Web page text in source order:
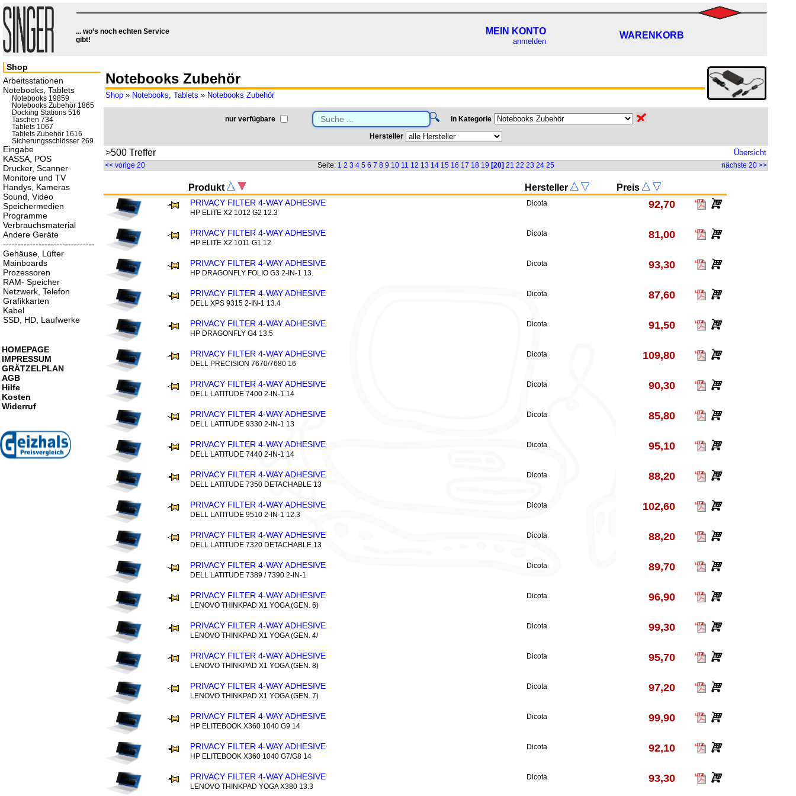
... wo’s noch echten Service
gibt!
MEIN KONTO
anmelden
WARENKORB
Notebooks Zubehör
Shop » Notebooks, Tablets » Notebooks Zubehör
nur verfügbare 🔍 in Kategorie
Hersteller
>500 Treffer Übersicht
<< vorige 20 Seite: 1 2 3 4 5 6 7 8 9 10 11 12 13 14 15 16 17 18 19 [20] 21 22 23 24 25 nächste 20 >>
Produkt Hersteller Preis
PRIVACY FILTER 4-WAY ADHESIVE
HP ELITE X2 1012 G2 12.3
Dicota 92,70
PRIVACY FILTER 4-WAY ADHESIVE
HP ELITE X2 1011 G1 12
Dicota 81,00
PRIVACY FILTER 4-WAY ADHESIVE
HP DRAGONFLY FOLIO G3 2-IN-1 13.
Dicota 93,30
PRIVACY FILTER 4-WAY ADHESIVE
DELL XPS 9315 2-IN-1 13.4
Dicota 87,60
PRIVACY FILTER 4-WAY ADHESIVE
HP DRAGONFLY G4 13.5
Dicota 91,50
PRIVACY FILTER 4-WAY ADHESIVE
DELL PRECISION 7670/7680 16
Dicota 109,80
PRIVACY FILTER 4-WAY ADHESIVE
DELL LATITUDE 7400 2-IN-1 14
Dicota 90,30
PRIVACY FILTER 4-WAY ADHESIVE
DELL LATITUDE 9330 2-IN-1 13
Dicota 85,80
PRIVACY FILTER 4-WAY ADHESIVE
DELL LATITUDE 7440 2-IN-1 14
Dicota 95,10
PRIVACY FILTER 4-WAY ADHESIVE
DELL LATITUDE 7350 DETACHABLE 13
Dicota 88,20
PRIVACY FILTER 4-WAY ADHESIVE
DELL LATITUDE 9510 2-IN-1 12.3
Dicota 102,60
PRIVACY FILTER 4-WAY ADHESIVE
DELL LATITUDE 7320 DETACHABLE 13
Dicota 88,20
PRIVACY FILTER 4-WAY ADHESIVE
DELL LATITUDE 7389 / 7390 2-IN-1
Dicota 89,70
PRIVACY FILTER 4-WAY ADHESIVE
LENOVO THINKPAD X1 YOGA (GEN. 6)
Dicota 96,90
PRIVACY FILTER 4-WAY ADHESIVE
LENOVO THINKPAD X1 YOGA (GEN. 4/
Dicota 99,30
PRIVACY FILTER 4-WAY ADHESIVE
LENOVO THINKPAD X1 YOGA (GEN. 8)
Dicota 95,70
PRIVACY FILTER 4-WAY ADHESIVE
LENOVO THINKPAD X1 YOGA (GEN. 7)
Dicota 97,20
PRIVACY FILTER 4-WAY ADHESIVE
HP ELITEBOOK X360 1040 G9 14
Dicota 99,90
PRIVACY FILTER 4-WAY ADHESIVE
HP ELITEBOOK X360 1040 G7/G8 14
Dicota 92,10
PRIVACY FILTER 4-WAY ADHESIVE
LENOVO THINKPAD YOGA X380 13.3
Dicota 93,30
Shop
Arbeitsstationen
Notebooks, Tablets
Notebooks 19859
Notebooks Zubehör 1865
Docking Stations 516
Taschen 734
Tablets 1067
Tablets Zubehör 1616
Sicherungsschlösser 269
Eingabe
KASSA, POS
Drucker, Scanner
Monitore und TV
Handys, Kameras
Sound, Video
Speichermedien
Programme
Verbrauchsmaterial
Andere Geräte
-------------------------------
Gehäuse, Lüfter
Mainboards
Prozessoren
RAM- Speicher
Netzwerk, Telefon
Grafikkarten
Kabel
SSD, HD, Laufwerke
HOMEPAGE
IMPRESSUM
GRÄTZELPLAN
AGB
Hilfe
Kosten
Widerruf